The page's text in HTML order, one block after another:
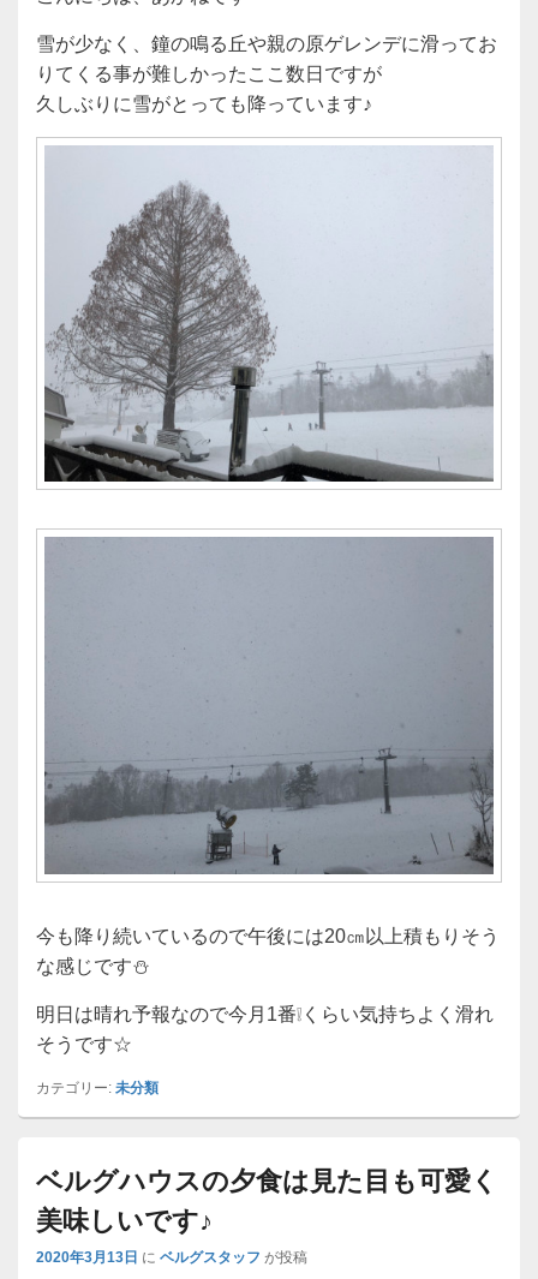
雪が少なく、鐘の鳴る丘や親の原ゲレンデに滑ってお
りてくる事が難しかったここ数日ですが
久しぶりに雪がとっても降っています♪
今も降り続いているので午後には20㎝以上積もりそう
な感じです⛄
明日は晴れ予報なので今月1番❕くらい気持ちよく滑れ
そうです☆
カテゴリー: 未分類
ベルグハウスの夕食は見た目も可愛く
美味しいです♪
2020年3月13日 に ベルグスタッフ が投稿